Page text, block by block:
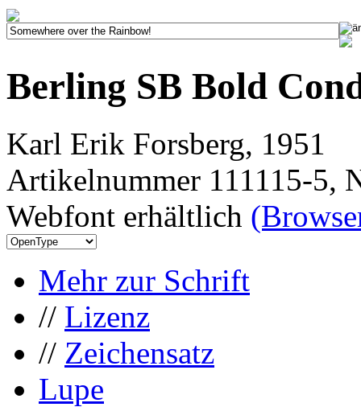
Berling SB Bold
Karl Erik Forsberg, 1951
Artikelnummer 111115-5,
Webfont erhältlich
Mehr zur Schrift
// Lizenz
// Zeichensatz
Lupe